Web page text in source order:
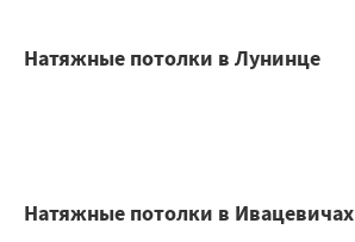
Натяжные потолки в Лунинце
Натяжные потолки в Ивацевичах